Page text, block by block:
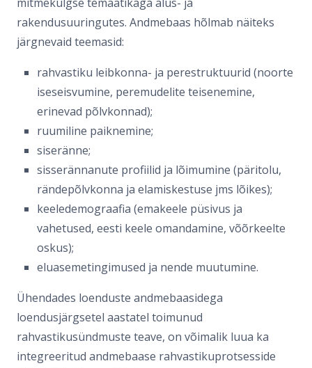
rakendusuuringutes. Andmebaas hõlmab näiteks
järgnevaid teemasid:
rahvastiku leibkonna- ja perestruktuurid (noorte
iseseisvumine, peremudelite teisenemine,
erinevad põlvkonnad);
ruumiline paiknemine;
siseränne;
sisserännanute profiilid ja lõimumine (päritolu,
rändepõlvkonna ja elamiskestuse jms lõikes);
keeledemograafia (emakeele püsivus ja
vahetused, eesti keele omandamine, võõrkeelte
oskus);
eluasemetingimused ja nende muutumine.
Ühendades loenduste andmebaasidega
loendusjärgsetel aastatel toimunud
rahvastikusündmuste teave, on võimalik luua ka
integreeritud andmebaase rahvastikuprotsesside